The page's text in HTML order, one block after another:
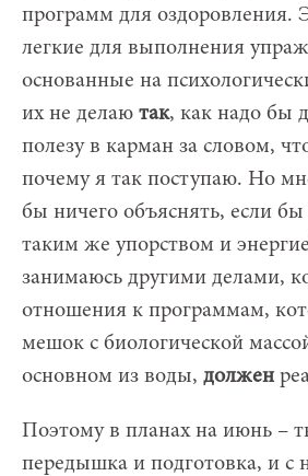
программ для оздоровления.
легкие для выполнения
основанные на
их не делаю так, как надо бы
полезу в карман за словом,
почему я так поступаю. Но
бы ничего объяснять, если бы
таким же упорством и
занимаюсь другими делами,
отношения к программам,
мешок с биологической
основном из воды, должен
Поэтому в планах на июнь –
передышка и подготовка, и с